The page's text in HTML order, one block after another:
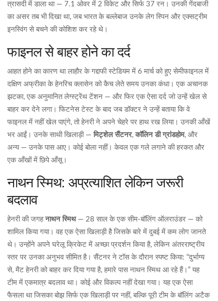
त्रासदी में डाला था — 7.1 ओवर में 2 विकेट और सिर्फ 37 रन। उनकी गेंदबाजी
का असर तब भी दिखा था, जब भारत के बल्लेबाज उनके लेग स्पिन और एक्सट्रीम
इनस्विंग से बचने की कोशिश कर रहे थे।
फाइनल से बाहर होने का दर्द
आहत होने का कारण था लाहौर के गद्दाफी स्टेडियम में 6 मार्च को हुए सेमीफाइनल में
दक्षिण अफ्रीका के हेनरिच क्लासेन को कैच लेते समय उनका कंधा। एक अचानक
झटका, एक अनुमानित लेग्स्ट्रेंथ टेंशन — और फिर एक ऐसा दर्द जो उन्हें खेल से
बाहर कर देने लगा। फिटनेस टेस्ट के बाद जब डॉक्टर ने उन्हें बताया कि वे
फाइनल में नहीं खेल पाएंगे, तो हेनरी ने अपने चेहरे पर हाथ रख लिया। उनकी आँखें
भर आईं। उनके साथी खिलाड़ी — मिट्शेल सैंटनर, कॉलिन डी ग्रांडहोम, और
अन्य — उनके पास आए। कोई बोला नहीं। केवल एक गले लगाने की हरकत और
एक आँखों में छिपे आँसू।
नाथन स्मिथ: अप्रत्याशित लेकिन जरूरी
बदलाव
हेनरी की जगह नाथन स्मिथ— 28 साल के एक सीम-बॉलिंग ऑलराउंडर — को
शामिल किया गया। वह एक ऐसा खिलाड़ी है जिसके बारे में दुबई में कम लोग जानते
थे। उन्होंने अपने घरेलू क्रिकेट में अच्छा प्रदर्शन किया है, लेकिन अंतरराष्ट्रीय
स्तर पर उनका अनुभव सीमित है। सैंटनर ने टॉस के दौरान स्पष्ट किया: “दुर्भाग्य
से, मैट हेनरी को बाहर कर दिया गया है, हमारे पास नाथन स्मिथ आ रहे हैं।” यह
टीम में एकमात्र बदलाव था। कोई और विकल्प नहीं देखा गया। यह एक ऐसा
फैसला था जिसका बोझ सिर्फ एक खिलाड़ी पर नहीं, बल्कि पूरी टीम के बॉलिंग अटैक